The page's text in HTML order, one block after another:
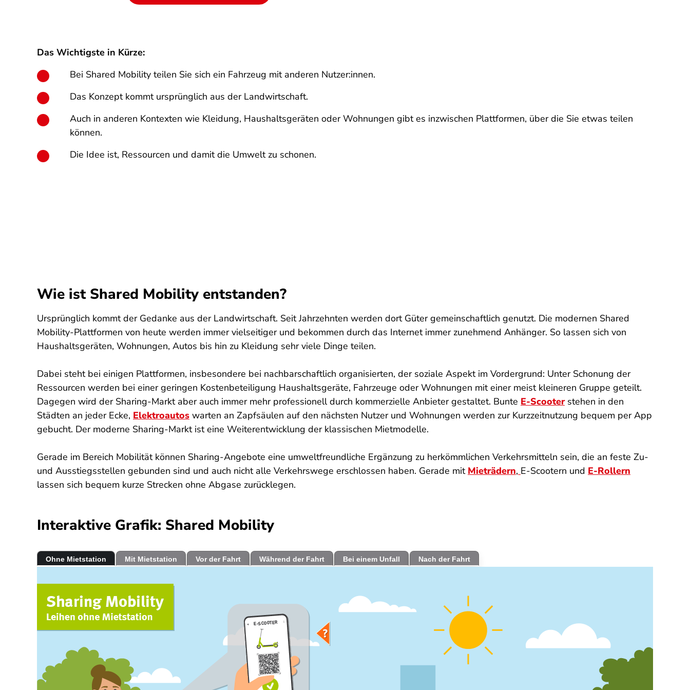
Das Wichtigste in Kürze:
Bei Shared Mobility teilen Sie sich ein Fahrzeug mit anderen Nutzer:innen.
Das Konzept kommt ursprünglich aus der Landwirtschaft.
Auch in anderen Kontexten wie Kleidung, Haushaltsgeräten oder Wohnungen gibt es inzwischen Plattformen, über die Sie etwas teilen
können.
Die Idee ist, Ressourcen und damit die Umwelt zu schonen.
Wie ist Shared Mobility entstanden?
Ursprünglich kommt der Gedanke aus der Landwirtschaft. Seit Jahrzehnten werden dort Güter gemeinschaftlich genutzt. Die modernen Shared
Mobility-Plattformen von heute werden immer vielseitiger und bekommen durch das Internet immer zunehmend Anhänger. So lassen sich von
Haushaltsgeräten, Wohnungen, Autos bis hin zu Kleidung sehr viele Dinge teilen.
Dabei steht bei einigen Plattformen, insbesondere bei nachbarschaftlich organisierten, der soziale Aspekt im Vordergrund: Unter Schonung der
Ressourcen werden bei einer geringen Kostenbeteiligung Haushaltsgeräte, Fahrzeuge oder Wohnungen mit einer meist kleineren Gruppe geteilt.
Dagegen wird der Sharing-Markt aber auch immer mehr professionell durch kommerzielle Anbieter gestaltet. Bunte E-Scooterstehen in den
Städten an jeder Ecke, Elektroautos warten an Zapfsäulen auf den nächsten Nutzer und Wohnungen werden zur Kurzzeitnutzung bequem per App
gebucht. Der moderne Sharing-Markt ist eine Weiterentwicklung der klassischen Mietmodelle.
Gerade im Bereich Mobilität können Sharing-Angebote eine umweltfreundliche Ergänzung zu herkömmlichen Verkehrsmitteln sein, die an feste Zu-
und Ausstiegsstellen gebunden sind und auch nicht alle Verkehrswege erschlossen haben. Gerade mit Mieträdern, E-Scootern und E-Rollern
lassen sich bequem kurze Strecken ohne Abgase zurücklegen.
Interaktive Grafik: Shared Mobility
Ohne Mietstation Mit Mietstation Vor der Fahrt Während der Fahrt Bei einem Unfall Nach der Fahrt